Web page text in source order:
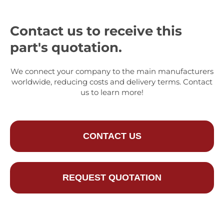
Contact us to receive this
part's quotation.
We connect your company to the main manufacturers
worldwide, reducing costs and delivery terms. Contact
us to learn more!
CONTACT US
REQUEST QUOTATION